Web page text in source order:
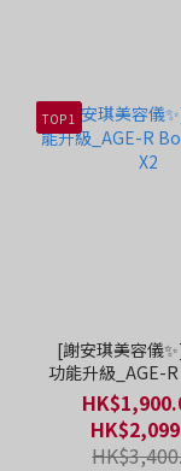
TOP 1
[謝安琪美容儀
功能升級_AGE-
Pro X2